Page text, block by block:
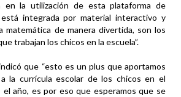
en la utilización de esta plataforma de
está integrada por material interactivo y
matemática de manera divertida, son los
trabajan los chicos en la escuela”.
que “esto es un plus que aportamos
la currícula escolar de los chicos en el
año, es por eso que esperamos que se